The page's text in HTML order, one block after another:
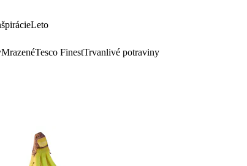
Leto
MrazenéTesco FinestTrvanlivé potraviny